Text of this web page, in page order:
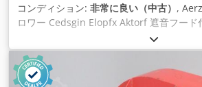
コンディション: 非常に良い（中古） ,
ロワー Cedsgin Elopfx Aktorf 遮音フード
30kW 非常に良い状態、生産から直接!